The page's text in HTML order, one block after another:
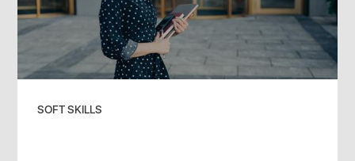
SOFT SKILLS